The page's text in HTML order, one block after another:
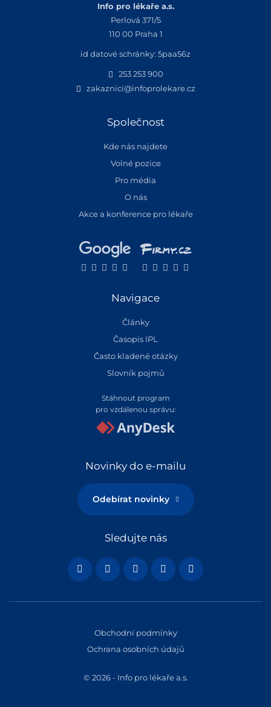
Info pro lékaře a.s.
Perlová 371/5
110 00 Praha 1
id datové schránky: 5paa56z
253 253 900
zakaznici@infoprolekare.cz
Společnost
Kde nás najdete
Volné pozice
Pro média
O nás
Akce a konference pro lékaře
Navigace
Články
Časopis IPL
Často kladené otázky
Slovník pojmů
Stáhnout program
pro vzdálenou správu:
Novinky do e-mailu
Odebírat novinky
Sledujte nás
© 2026 - Info pro lékaře a.s.
Obchodní podmínky
Ochrana osobních údajů